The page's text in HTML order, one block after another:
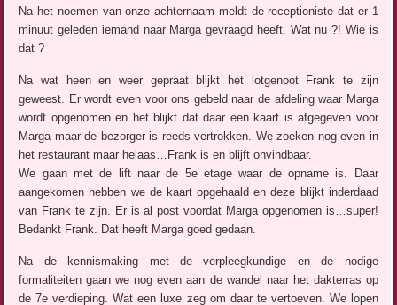
Na het noemen van onze achternaam meldt de receptioniste dat er 1
minuut geleden iemand naar Marga gevraagd heeft. Wat nu ?! Wie is
dat ?
Na wat heen en weer gepraat blijkt het lotgenoot Frank te zijn
geweest. Er wordt even voor ons gebeld naar de afdeling waar Marga
wordt opgenomen en het blijkt dat daar een kaart is afgegeven voor
Marga maar de bezorger is reeds vertrokken. We zoeken nog even in
het restaurant maar helaas…Frank is en blijft onvindbaar.
We gaan met de lift naar de 5e etage waar de opname is. Daar
aangekomen hebben we de kaart opgehaald en deze blijkt inderdaad
van Frank te zijn. Er is al post voordat Marga opgenomen is…super!
Bedankt Frank. Dat heeft Marga goed gedaan.
Na de kennismaking met de verpleegkundige en de nodige
formaliteiten gaan we nog even aan de wandel naar het dakterras op
de 7e verdieping. Wat een luxe zeg om daar te vertoeven. We lopen